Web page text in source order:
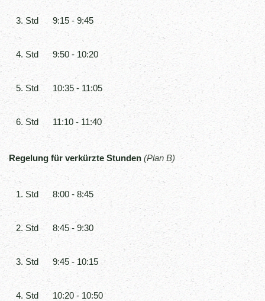
3. Std 9:15 - 9:45
4. Std 9:50 - 10:20
5. Std 10:35 - 11:05
6. Std 11:10 - 11:40
Regelung für verkürzte Stunden (Plan B)
1. Std 8:00 - 8:45
2. Std 8:45 - 9:30
3. Std 9:45 - 10:15
4. Std 10:20 - 10:50